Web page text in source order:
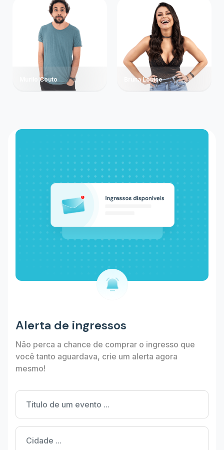
Murilo Couto Bruna Louise
Alerta de ingressos
Não perca a chance de comprar o ingresso que
você tanto aguardava, crie um alerta agora
mesmo!